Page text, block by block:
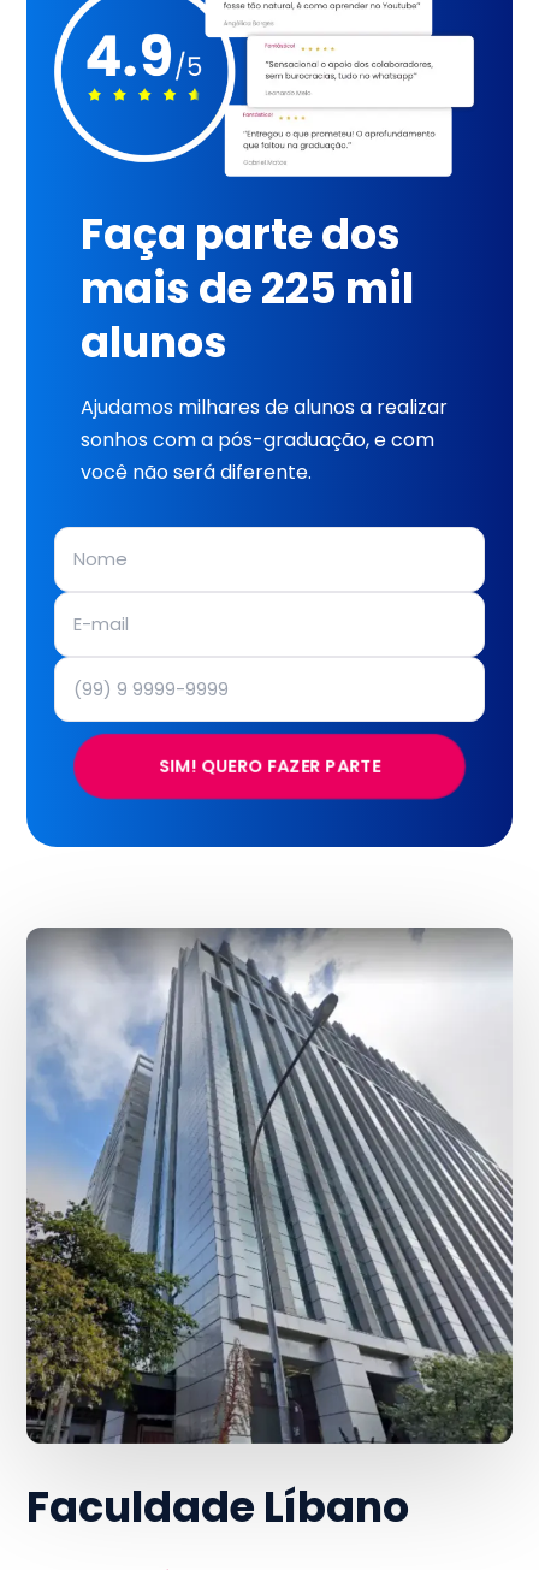
Faça parte dos
mais de 225 mil
alunos
Ajudamos milhares de alunos a realizar
sonhos com a pós-graduação, e com
você não será diferente.
SIM! QUERO FAZER PARTE
Faculdade Líbano